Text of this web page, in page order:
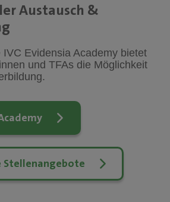
Austausch &
Evidensia Academy bietet
und TFAs die Möglichkeit